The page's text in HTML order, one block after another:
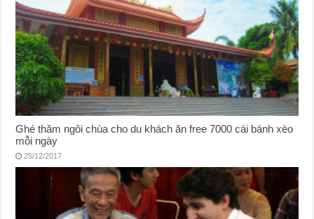
Ghé thăm ngôi chùa cho du khách ăn free 7000 cái bánh xèo
mỗi ngày
25/12/2017